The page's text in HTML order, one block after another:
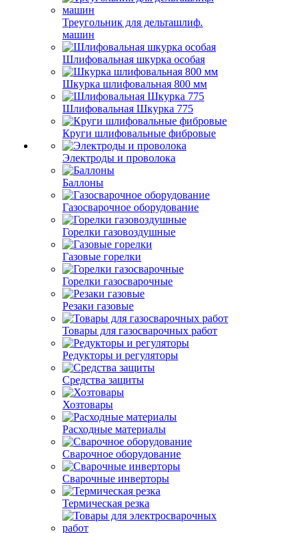
Треугольник для дельташлиф.
машин
Шлифовальная шкурка особая
Шкурка шлифовальная 800 мм
Шлифовальная Шкурка 775
Круги шлифовальные фибровые
Электроды и проволока
Баллоны
Газосварочное оборудование
Горелки газовоздушные
Газовые горелки
Горелки газосварочные
Резаки газовые
Товары для газосварочных работ
Редукторы и регуляторы
Средства защиты
Хозтовары
Расходные материалы
Сварочное оборудование
Сварочные инверторы
Термическая резка